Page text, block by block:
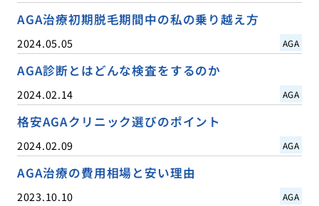
AGA治療初期脱毛期間中の私の乗り越え方
2024.05.05 AGA
AGA診断とはどんな検査をするのか
2024.02.14 AGA
格安AGAクリニック選びのポイント
2024.02.09 AGA
AGA治療の費用相場と安い理由
2023.10.10 AGA